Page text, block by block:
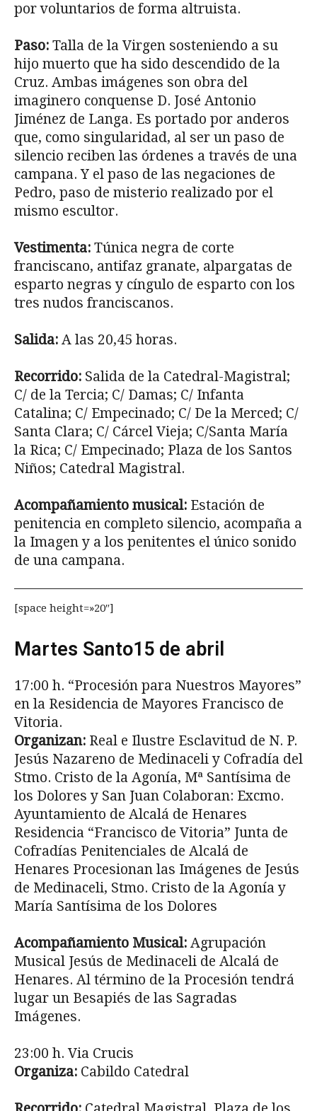
por voluntarios de forma altruista.
Paso: Talla de la Virgen sosteniendo a su
hijo muerto que ha sido descen­dido de la
Cruz. Ambas imágenes son obra del
imaginero conquense D. José Antonio
Jiménez de Langa. Es portado por anderos
que, como singu­laridad, al ser un paso de
silencio reciben las órdenes a través de una
cam­pana. Y el paso de las negaciones de
Pedro, paso de misterio realizado por el
mismo escultor.
Vestimenta: Túnica negra de corte
franciscano, antifaz granate, alpargatas de
esparto negras y cíngulo de esparto con los
tres nudos franciscanos.
Salida: A las 20,45 horas.
Recorrido: Salida de la Catedral-Magistral;
C/ de la Tercia; C/ Damas; C/ Infanta
Catalina; C/ Empecinado; C/ De la Merced; C/
Santa Clara; C/ Cárcel Vieja; C/Santa María
la Rica; C/ Empecinado; Plaza de los Santos
Niños; Catedral Magistral.
Acompañamiento musical: Estación de
penitencia en completo silencio, acompaña a
la Imagen y a los penitentes el único sonido
de una campana.
[space height=»20″]
Martes Santo15 de abril
17:00 h. “Procesión para Nuestros Mayores”
en la Residencia de Mayores Francisco de
Vitoria.
Organizan: Real e Ilustre Esclavitud de N. P.
Jesús Nazareno de Medinaceli y Cofradía del
Stmo. Cristo de la Agonía, Mª Santísima de
los Dolores y San Juan Colaboran: Excmo.
Ayuntamiento de Alcalá de Henares
Residencia “Francisco de Vitoria” Junta de
Cofradías Penitenciales de Alcalá de
Henares Procesionan las Imágenes de Jesús
de Medinaceli, Stmo. Cristo de la Agonía y
María Santísima de los Dolores
Acompañamiento Musical: Agrupación
Musical Jesús de Medinaceli de Alcalá de
Henares. Al término de la Procesión tendrá
lugar un Besapiés de las Sagradas
Imágenes.
23:00 h. Via Crucis
Organiza: Cabildo Catedral